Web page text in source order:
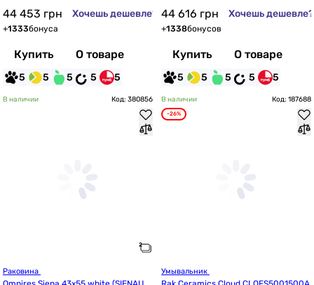
44 453 грн Хочешь дешевле?
+1333бонуса
Купить О товаре
5 5 5 5 5
44 616 грн Хочешь дешевле?
+1338бонусов
Купить О товаре
5 5 5 5 5
В наличии Код: 380856 В наличии Код: 187688
-26%